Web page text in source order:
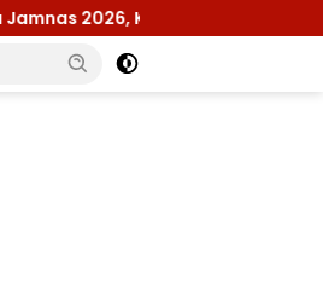
Ketua Kwarcab Konawe